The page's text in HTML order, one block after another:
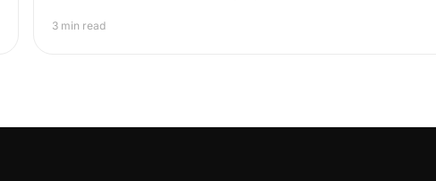
3 min read